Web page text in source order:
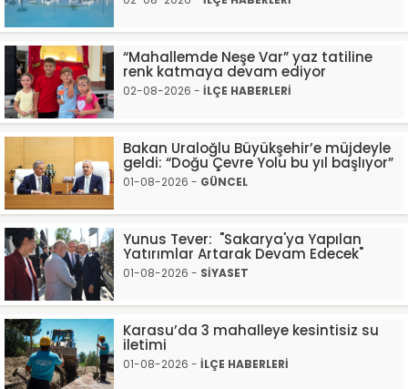
“Mahallemde Neşe Var” yaz tatiline
renk katmaya devam ediyor
02-08-2026 - İLÇE HABERLERİ
Bakan Uraloğlu Büyükşehir’e müjdeyle
geldi: “Doğu Çevre Yolu bu yıl başlıyor”
01-08-2026 - GÜNCEL
Yunus Tever: "Sakarya'ya Yapılan
Yatırımlar Artarak Devam Edecek"
01-08-2026 - SİYASET
Karasu’da 3 mahalleye kesintisiz su
iletimi
01-08-2026 - İLÇE HABERLERİ